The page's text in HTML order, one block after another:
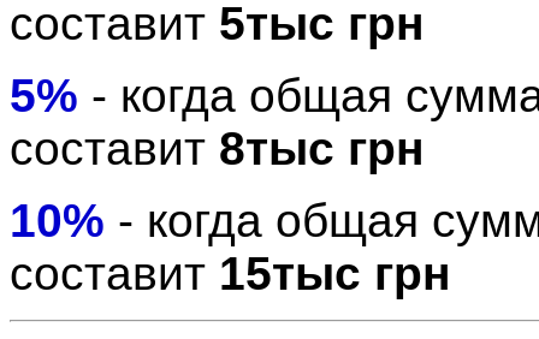
составит 5тыс грн
5% - когда общая
составит 8тыс грн
10% - когда общая
составит 15тыс грн